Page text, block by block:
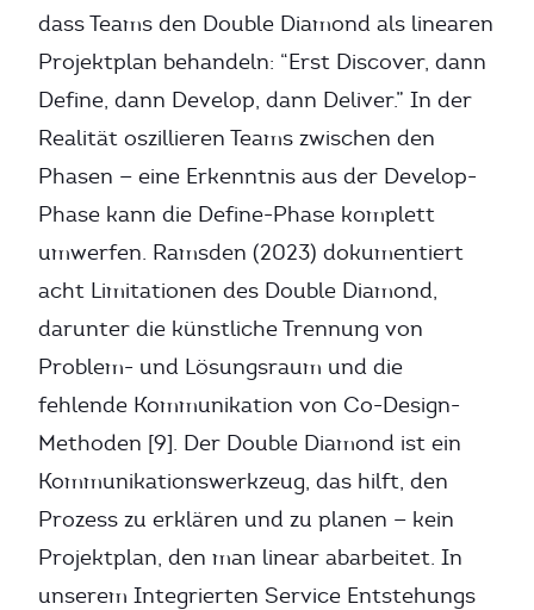
dass Teams den Double Diamond als linearen
Projektplan behandeln: “Erst Discover, dann
Define, dann Develop, dann Deliver.” In der
Realität oszillieren Teams zwischen den
Phasen — eine Erkenntnis aus der Develop-
Phase kann die Define-Phase komplett
umwerfen. Ramsden (2023) dokumentiert
acht Limitationen des Double Diamond,
darunter die künstliche Trennung von
Problem- und Lösungsraum und die
fehlende Kommunikation von Co-Design-
Methoden [9]. Der Double Diamond ist ein
Kommunikationswerkzeug, das hilft, den
Prozess zu erklären und zu planen — kein
Projektplan, den man linear abarbeitet. In
unserem Integrierten Service Entstehungs